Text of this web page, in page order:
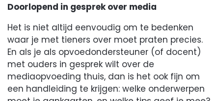
Doorlopend in gesprek over media
Het is niet altijd eenvoudig om te bedenken
waar je met tieners over moet praten precies.
En als je als opvoedondersteuner (of docent)
met ouders in gesprek wilt over de
mediaopvoeding thuis, dan is het ook fijn om
een handleiding te krijgen: welke onderwerpen